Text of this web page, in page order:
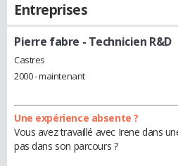
Entreprises
Pierre fabre - Technicien R&D
Castres
2000 - maintenant
Une expérience absente ?
Vous avez travaillé avec Irene dans
pas dans son parcours ?